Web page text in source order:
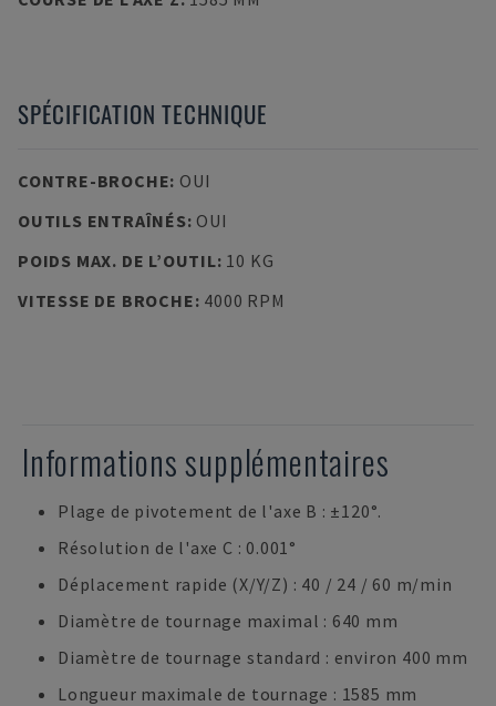
SPÉCIFICATION TECHNIQUE
CONTRE-BROCHE: OUI
OUTILS ENTRAÎNÉS: OUI
POIDS MAX. DE L’OUTIL: 10 KG
VITESSE DE BROCHE: 4000 RPM
Informations supplémentaires
Plage de pivotement de l'axe B : ±120°.
Résolution de l'axe C : 0.001°
Déplacement rapide (X/Y/Z) : 40 / 24 / 60 m/min
Diamètre de tournage maximal : 640 mm
Diamètre de tournage standard : environ 400 mm
Longueur maximale de tournage : 1585 mm